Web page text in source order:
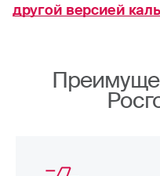
другой версией